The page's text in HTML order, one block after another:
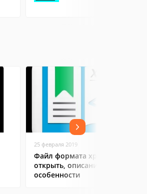
25 февраля 2019
Файл формата xps: чем
открыть, описание,
особенности